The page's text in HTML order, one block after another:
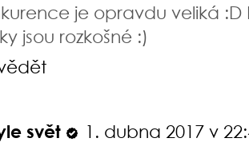
je opravdu veliká
jsou rozkošné :)
svět
1. dubna 2017 v